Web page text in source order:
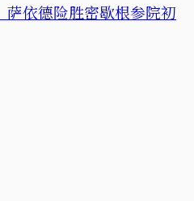
依德险胜密歇根参院初